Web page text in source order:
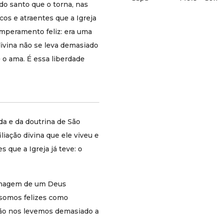
transmitia era a de alguém junto de quem se
passa bem, se é feliz e se descansa. Essa
imagem, menos comum do que o Deus severo
também mais verdadeira, e este livro ajuda o
leitor a reconhecê-la.
maiores encontrarão aqui um ângulo novo e
pela primeira vez encontrará um retrato humano
e atraente que convida a conhecê-lo mais.
doutrina de São Josemaria raramente
explorado com profundidade: o bom
humor como consequência teológica da
santo que o torna, nas
e atraentes que a Igreja
feliz: era uma
não se leva demasiado
ama. É essa liberdade
e da doutrina de São
divina que ele viveu e
que a Igreja já teve: o
de um Deus
felizes como
nos levemos demasiado a